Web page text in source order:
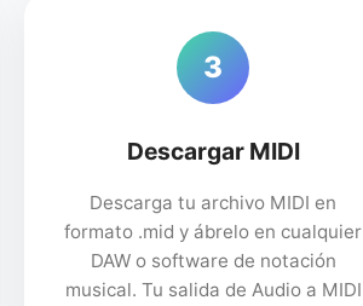
3
Descargar MIDI
Descarga tu archivo MIDI en
formato .mid y ábrelo en cualquier
DAW o software de notación
musical. Tu salida de Audio a MIDI